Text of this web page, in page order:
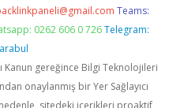
Teams:
0262 606 0 726 Telegram:
Kanun gereğince Bilgi Teknolojileri
onaylanmış bir Yer Sağlayıcı
sitedeki içerikleri proaktif